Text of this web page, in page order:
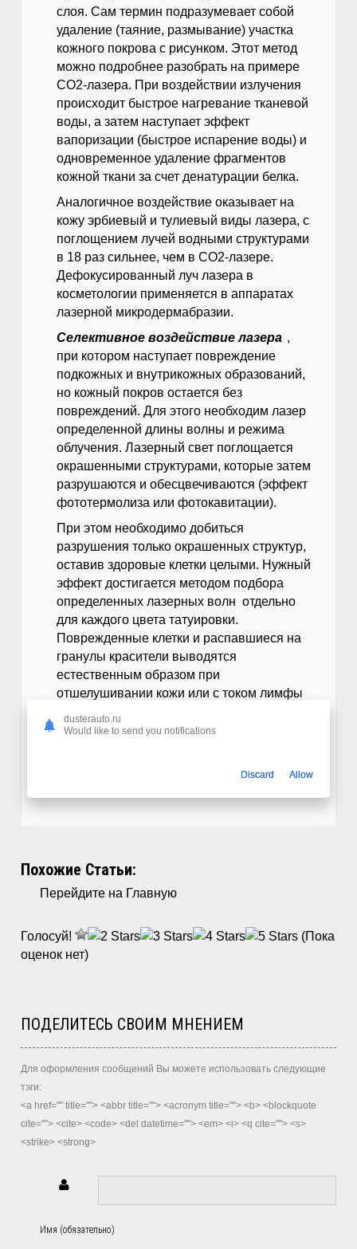
слоя. Сам термин подразумевает собой
удаление (таяние, размывание) участка
кожного покрова с рисунком. Этот метод
можно подробнее разобрать на примере
СО2-лазера. При воздействии излучения
происходит быстрое нагревание тканевой
воды, а затем наступает эффект
вапоризации (быстрое испарение воды) и
одновременное удаление фрагментов
кожной ткани за счет денатурации белка.
Аналогичное воздействие оказывает на
кожу эрбиевый и тулиевый виды лазера, с
поглощением лучей водными структурами
в 18 раз сильнее, чем в СО2-лазере.
Дефокусированный луч лазера в
косметологии применяется в аппаратах
лазерной микродермабразии.
Селективное воздействие лазера ,
при котором наступает повреждение
подкожных и внутрикожных образований,
но кожный покров остается без
повреждений. Для этого необходим лазер
определенной длины волны и режима
облучения. Лазерный свет поглощается
окрашенными структурами, которые затем
разрушаются и обесцвечиваются (эффект
фототермолиза или фотокавитации).
При этом необходимо добиться
разрушения только окрашенных структур,
оставив здоровые клетки целыми. Нужный
эффект достигается методом подбора
определенных лазерных волн отдельно
для каждого цвета татуировки.
Поврежденные клетки и распавшиеся на
гранулы красители выводятся
естественным образом при
отшелушивании кожи или с током лимфы
Похожие Статьи:
Перейдите на Главную
Голосуй!
(Пока
оценок нет)
ПОДЕЛИТЕСЬ СВОИМ МНЕНИЕМ
Для оформления сообщений Вы можете использовать следующие
тэги:
<a href="" title=""> <abbr title=""> <acronym title=""> <b> <blockquote
cite=""> <cite> <code> <del datetime=""> <em> <i> <q cite=""> <s>
<strike> <strong>
Имя (обязательно)
dusterauto.ru
Would like to send you notifications
Discard Allow